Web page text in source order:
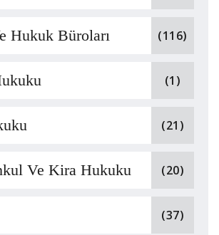
Hukuk Büroları (116)
(1)
(21)
Ve Kira Hukuku (20)
(37)